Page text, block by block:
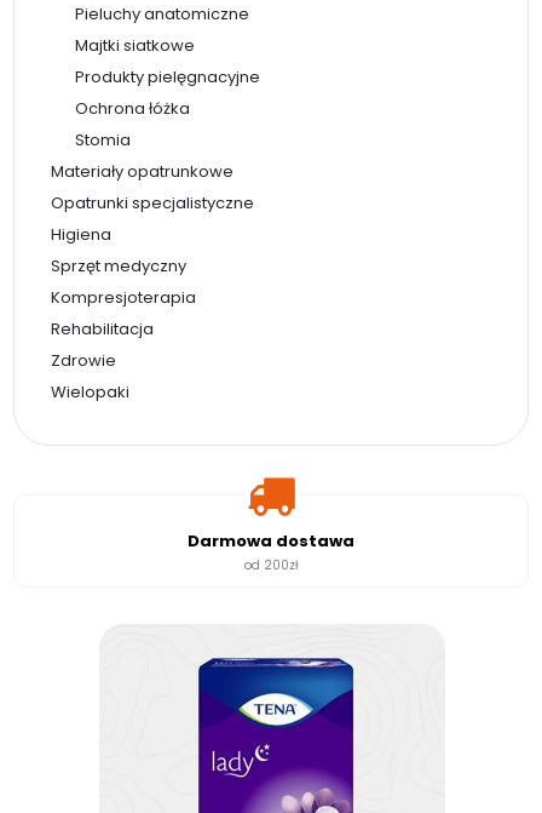
Pieluchy anatomiczne
Majtki siatkowe
Produkty pielęgnacyjne
Ochrona łóżka
Stomia
Materiały opatrunkowe
Opatrunki specjalistyczne
Higiena
Sprzęt medyczny
Kompresjoterapia
Rehabilitacja
Zdrowie
Wielopaki
Darmowa dostawa
od 200zł